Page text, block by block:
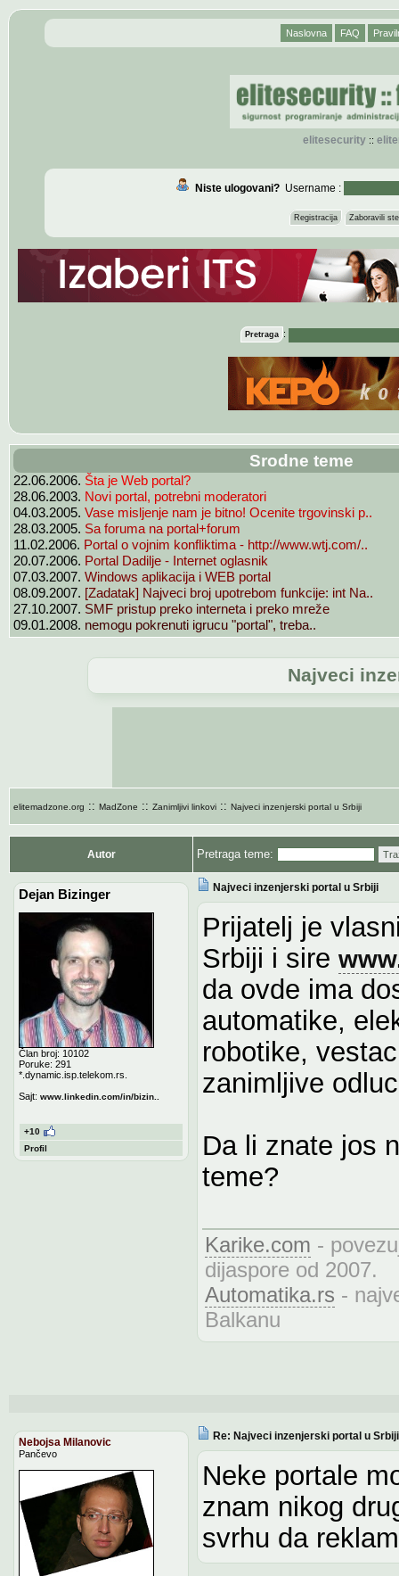
Naslovna FAQ
elitesecurity::
Niste ulogovani?Username :
Registracija Zaboravili
Pretraga :
Srodne teme
22.06.2006. Šta je Web portal?
28.06.2003. Novi portal, potrebni moderatori
04.03.2005. Vase misljenje nam je bitno! Ocenite trgovinski p..
28.03.2005. Sa foruma na portal+forum
11.02.2006. Portal o vojnim konfliktima - http://www.wtj.com/..
20.07.2006. Portal Dadilje - Internet oglasnik
07.03.2007. Windows aplikacija i WEB portal
08.09.2007. [Zadatak] Najveci broj upotrebom funkcije: int Na..
27.10.2007. SMF pristup preko interneta i preko mreže
09.01.2008. nemogu pokrenuti igrucu "portal", treba..
Najveci
elitemadzone.org :: MadZone :: Zanimljivi linkovi :: Najveci inzenjerski portal u Srbiji
Autor Pretraga teme:
Dejan Bizinger
Član broj: 10102
Poruke: 291
*.dynamic.isp.telekom.rs.
Sajt: www.linkedin.com/in/bizin..
+10
Profil
Najveci inzenjerski portal u Srbiji
Prijatelj je
Srbiji i sire
da ovde ima
automatike,
robotike,
zanimljive
Da li znate jos
teme?
Karike.com -
dijaspore od 2007.
Automatika.rs -
Balkanu
Nebojsa Milanovic
Pančevo
Re: Najveci inzenjerski portal u Srbiji
Neke portale
znam nikog
svrhu da